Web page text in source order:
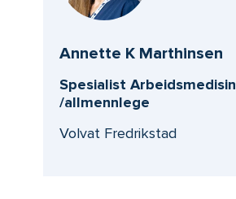
Annette K Marthinsen
Spesialist Arbeidsmedisin
/allmennlege
Volvat Fredrikstad